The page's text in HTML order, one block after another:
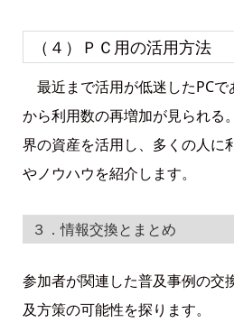
（４）ＰＣ用の活用方法
最近まで活用が低迷したPCで
から利用数の再増加が見られる
界の資産を活用し、多くの人に
やノウハウを紹介します。
３．情報交換とまとめ
参加者が関連した普及事例の交
及方策の可能性を探ります。